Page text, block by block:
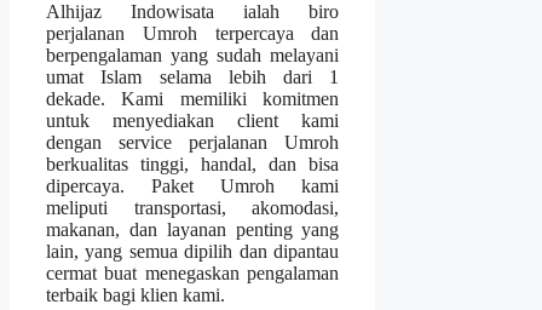
Alhijaz Indowisata ialah biro
perjalanan Umroh terpercaya dan
berpengalaman yang sudah melayani
umat Islam selama lebih dari 1
dekade. Kami memiliki komitmen
untuk menyediakan client kami
dengan service perjalanan Umroh
berkualitas tinggi, handal, dan bisa
dipercaya. Paket Umroh kami
meliputi transportasi, akomodasi,
makanan, dan layanan penting yang
lain, yang semua dipilih dan dipantau
cermat buat menegaskan pengalaman
terbaik bagi klien kami.